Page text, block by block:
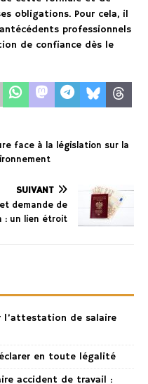
obligations. Pour cela, il
professionnels
de confiance dès le
face à la législation sur la
SUIVANT
demande de
: un lien étroit
l’attestation de salaire
en toute légalité
accident de travail :